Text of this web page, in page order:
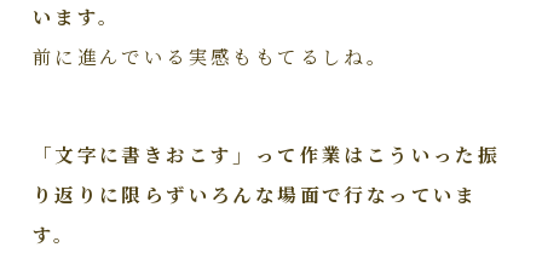
います。
前に進んでいる実感ももてるしね。
「文字に書きおこす」って作業はこういった振
り返りに限らずいろんな場面で行なっていま
す。